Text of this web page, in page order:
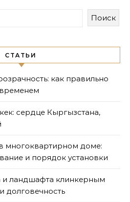
Поиск
СТАТЬИ
как правильно
сердце Кыргызстана,
многоквартирном доме:
и порядок установки
и ландшафта клинкерным
долговечность